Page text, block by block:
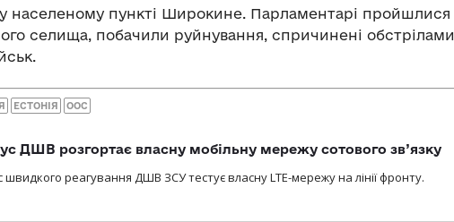
населеному пункті Широкине. Парламентарі пройшлися
селища, побачили руйнування, спричинені обстрілами
ЕСТОНІЯ ООС
ДШВ розгортає власну мобільну мережу сотового зв’язку
швидкого реагування ДШВ ЗСУ тестує власну LTE-мережу на лінії фронту.